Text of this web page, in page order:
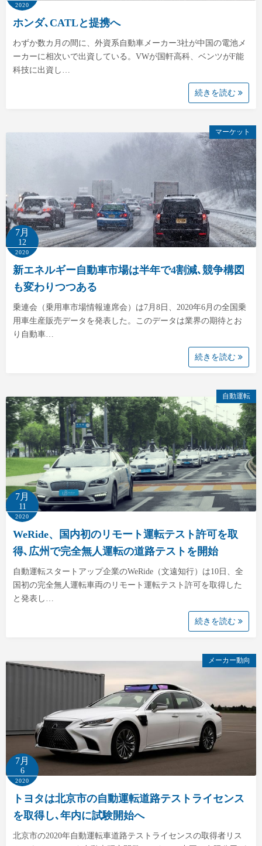
2020
ホンダ､CATLと提携へ
わずか数カ月の間に、外資系自動車メーカー3社が中国の電池メ
ーカーに相次いで出資している。VWが国軒高科、ベンツがF能
科技に出資し…
続きを読む
マーケット
7月
12
2020
新エネルギー自動車市場は半年で4割減､競争構図
も変わりつつある
乗連会（乗用車市場情報連席会）は7月8日、2020年6月の全国乗
用車生産販売データを発表した。このデータは業界の期待とお
り自動車…
続きを読む
自動運転
7月
11
2020
WeRide、国内初のリモート運転テスト許可を取
得､広州で完全無人運転の道路テストを開始
自動運転スタートアップ企業のWeRide（文遠知行）は10日、全
国初の完全無人運転車両のリモート運転テスト許可を取得した
と発表し…
続きを読む
メーカー動向
7月
6
2020
トヨタは北京市の自動運転道路テストライセンス
を取得し､年内に試験開始へ
北京市の2020年自動運転車道路テストライセンスの取得者リス